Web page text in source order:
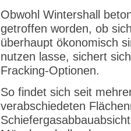
Obwohl Wintershall
getroffen worden, ob
überhaupt ökonomisch
nutzen lasse, sichert
Fracking-Optionen.
So findet sich seit
verabschiedeten